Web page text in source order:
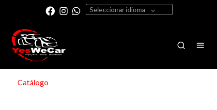
Seleccionar idioma
Catálogo